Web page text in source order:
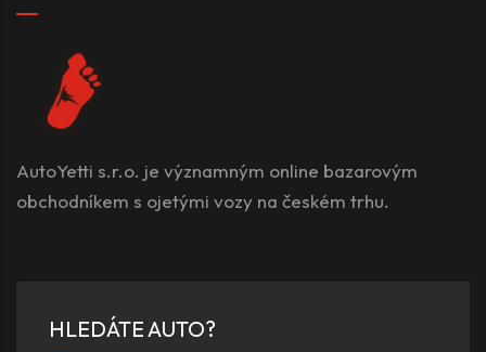
AutoYetti s.r.o. je významným online bazarovým
obchodníkem s ojetými vozy na českém trhu.
HLEDÁTE AUTO?